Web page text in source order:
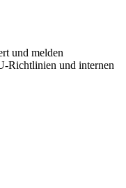
und melden
und internen